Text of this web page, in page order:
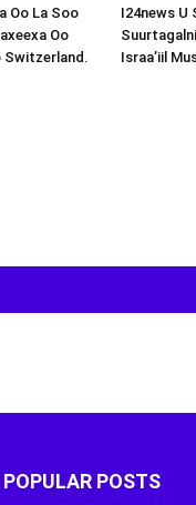
Oo La Soo
Oo
Switzerland.
I24news U
Israa’iil
POPULAR POSTS